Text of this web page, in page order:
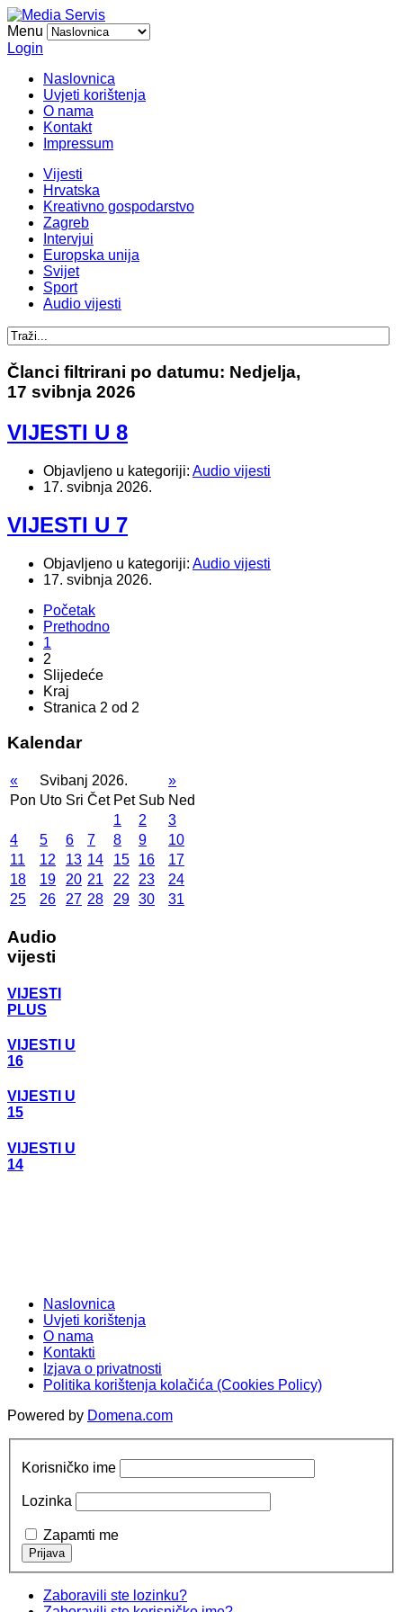
Menu
Login
Naslovnica
Uvjeti korištenja
O nama
Kontakt
Impressum
Vijesti
Hrvatska
Kreativno gospodarstvo
Zagreb
Intervjui
Europska unija
Svijet
Sport
Audio vijesti
Članci filtrirani po datumu: Nedjelja,
17 svibnja 2026
VIJESTI U 8
Objavljeno u kategoriji: Audio vijesti
17. svibnja 2026.
VIJESTI U 7
Objavljeno u kategoriji: Audio vijesti
17. svibnja 2026.
Početak
Prethodno
1
2
Slijedeće
Kraj
Stranica 2 od 2
Kalendar
« Svibanj 2026.
»
Pon Uto Sri Čet Pet Sub Ned
1
2
3
4
5 6 7 8 9
10
11
12 13 14 15 16
17
18
19 20 21 22 23
24
25
26 27 28 29 30 31
Audio
vijesti
VIJESTI
PLUS
VIJESTI U
16
VIJESTI U
15
VIJESTI U
14
Naslovnica
Uvjeti korištenja
O nama
Kontakti
Izjava o privatnosti
Politika korištenja kolačića (Cookies Policy)
Powered by Domena.com
Korisničko ime
Lozinka
Zapamti me
Zaboravili ste lozinku?